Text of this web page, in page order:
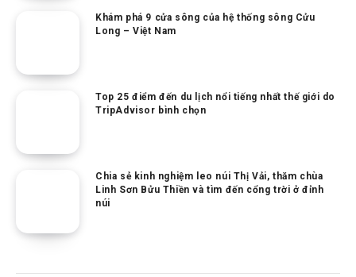
Khám phá 9 cửa sông của hệ thống sông Cửu
Long – Việt Nam
Top 25 điểm đến du lịch nổi tiếng nhất thế giới do
TripAdvisor bình chọn
Chia sẻ kinh nghiệm leo núi Thị Vải, thăm chùa
Linh Sơn Bửu Thiền và tìm đến cổng trời ở đỉnh
núi